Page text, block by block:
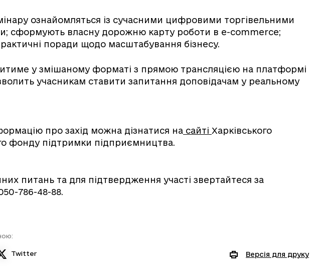
ознайомляться із сучасними цифровими торгівельними
сформують власну дорожню карту роботи в e-commerce;
поради щодо масштабування бізнесу.
у змішаному форматі з прямою трансляцією на платформі
учасникам ставити запитання доповідачам у реальному
про захід можна дізнатися на сайті Харківського
фонду підтримки підприємництва.
питань та для підтвердження участі звертайтеся за
786-48-88.
Twitter Версія для друку